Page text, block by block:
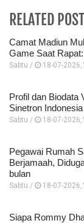
RELATED POST
Camat Madiun
Game Saat
Sabtu / 18-07-
Profil dan Biodata
Sinetron
Sabtu / 18-07-
Pegawai Rumah
Berjamaah,
bulan
Sabtu / 18-07-
Siapa Rommy